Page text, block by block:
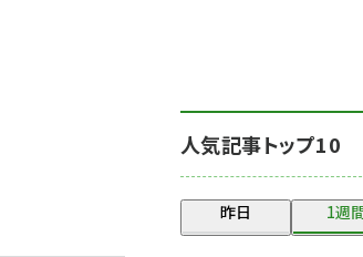
人気記事トップ10
昨日 1週